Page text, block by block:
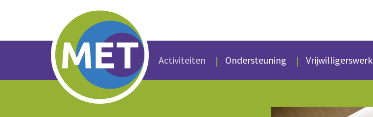
Activiteiten Ondersteuning Vrijwilligerswerk